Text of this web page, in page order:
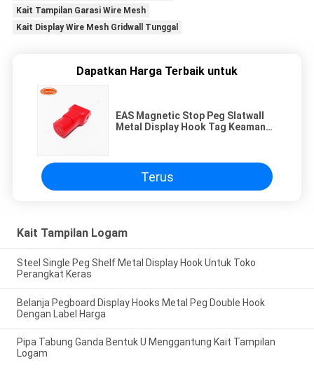
Kait Tampilan Garasi Wire Mesh
Kait Display Wire Mesh Gridwall Tunggal
Dapatkan Harga Terbaik untuk
EAS Magnetic Stop Peg Slatwall
Metal Display Hook Tag Keamanan
Terus
Kait Tampilan Logam
Steel Single Peg Shelf Metal Display Hook Untuk Toko
Perangkat Keras
Belanja Pegboard Display Hooks Metal Peg Double Hook
Dengan Label Harga
Pipa Tabung Ganda Bentuk U Menggantung Kait Tampilan
Logam